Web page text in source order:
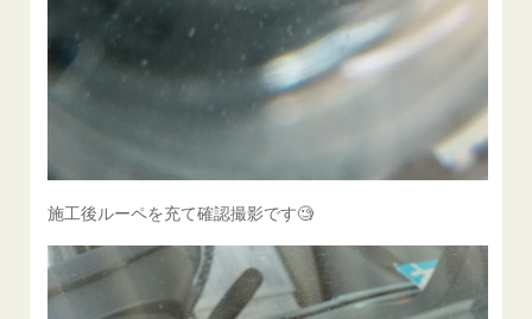
施工後ルーペを充て確認撮影です🧐